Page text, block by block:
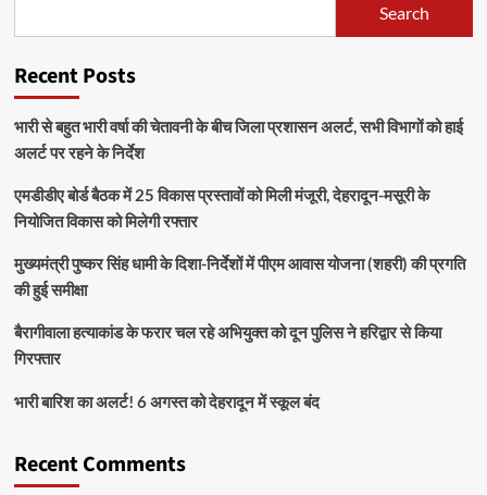
Search
Recent Posts
भारी से बहुत भारी वर्षा की चेतावनी के बीच जिला प्रशासन अलर्ट, सभी विभागों को हाई
अलर्ट पर रहने के निर्देश
एमडीडीए बोर्ड बैठक में 25 विकास प्रस्तावों को मिली मंजूरी, देहरादून-मसूरी के
नियोजित विकास को मिलेगी रफ्तार
मुख्यमंत्री पुष्कर सिंह धामी के दिशा-निर्देशों में पीएम आवास योजना (शहरी) की प्रगति
की हुई समीक्षा
बैरागीवाला हत्याकांड के फरार चल रहे अभियुक्त को दून पुलिस ने हरिद्वार से किया
गिरफ्तार
भारी बारिश का अलर्ट! 6 अगस्त को देहरादून में स्कूल बंद
Recent Comments